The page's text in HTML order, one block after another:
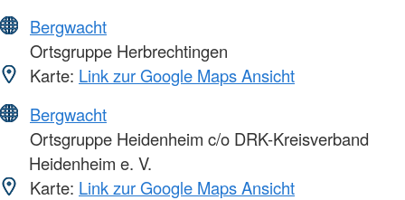
Bergwacht
Ortsgruppe Herbrechtingen
Karte: Link zur Google Maps Ansicht
Bergwacht
Ortsgruppe Heidenheim c/o DRK-Kreisverband
Heidenheim e. V.
Karte: Link zur Google Maps Ansicht